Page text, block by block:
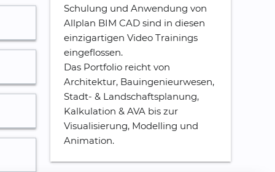
Schulung und Anwendung von
Allplan BIM CAD sind in diesen
einzigartigen Video Trainings
eingeflossen.
Das Portfolio reicht von
Architektur, Bauingenieurwesen,
Stadt- & Landschaftsplanung,
Kalkulation & AVA bis zur
Visualisierung, Modelling und
Animation.